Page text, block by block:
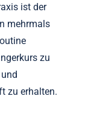
ist der
mehrmals
zu
zu erhalten.